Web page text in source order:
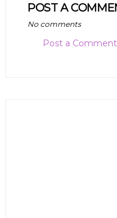
POST A
No comments
Post a Comment